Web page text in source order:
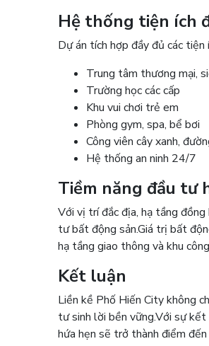
Hệ thống tiện ích
Dự án tích hợp đầy đủ các tiện
Trung tâm thương mại,
Trường học các cấp
Khu vui chơi trẻ em
Phòng gym, spa, bể bơi
Công viên cây xanh,
Hệ thống an ninh 24/7
Tiềm năng đầu tư
Với vị trí đắc địa, hạ tầng
tư bất động sản.Giá trị bất
hạ tầng giao thông và khu
Kết luận
Liền kề Phố Hiến City không
tư sinh lời bền vững.Với sự kết
hứa hẹn sẽ trở thành điểm